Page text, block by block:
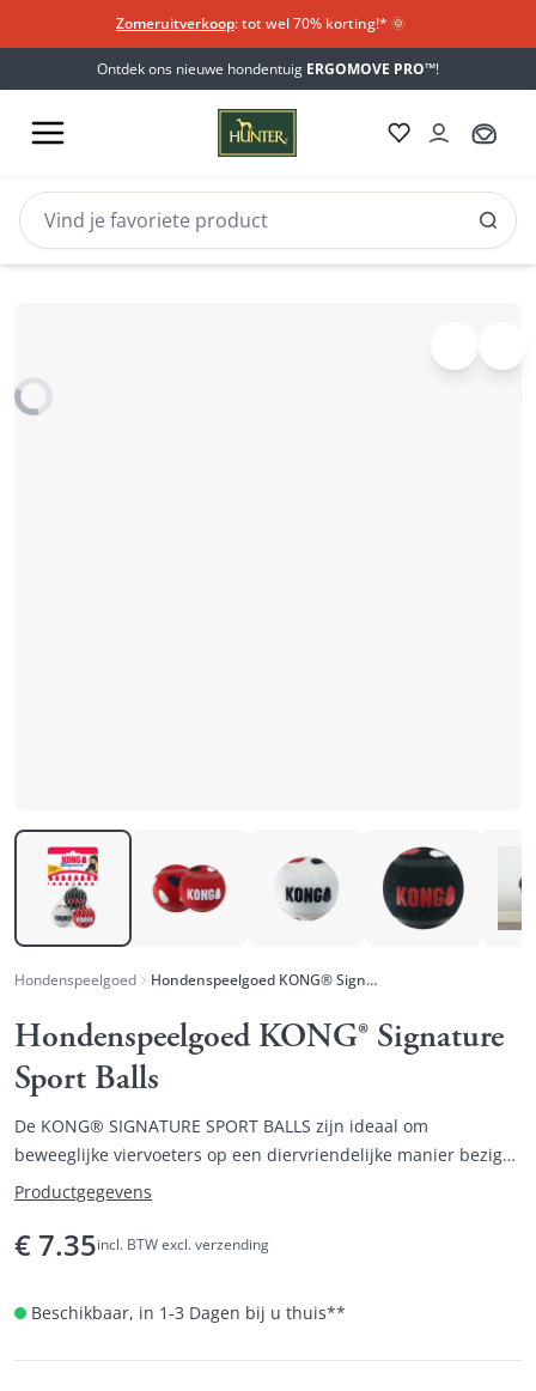
Zomeruitverkoop: tot wel 70% korting!*​ 🌞
Ontdek ons nieuwe hondentuig ERGOMOVE PRO™!
Hondenspeelgoed Hondenspeelgoed KONG® Signature Sport Balls
Hondenspeelgoed KONG® Signature
Sport Balls
De KONG® SIGNATURE SPORT BALLS zijn ideaal om
beweeglijke viervoeters op een diervriendelijke manier bezig
te houden.
Productgegevens
€7.35incl. BTW excl. verzending
Beschikbaar, in 1-3 Dagen bij u thuis**